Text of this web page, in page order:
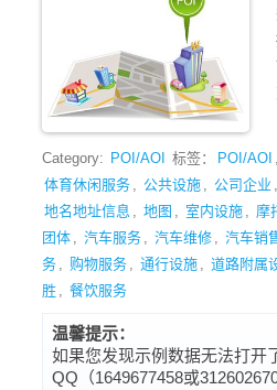
Category: POI/AOI 标签： POI/AOI ,
体育休闲服务 , 公共设施 , 公司企业 ,
地名地址信息 , 地图 , 室内设施 , 摩
团体 , 汽车服务 , 汽车维修 , 汽车销
务 , 购物服务 , 通行设施 , 道路附属
胜 , 餐饮服务
温馨提示：
如果您发现示例数据无法打开
QQ（1649677458或